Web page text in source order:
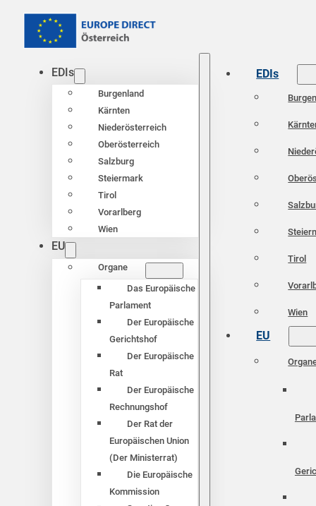
EDIs
Burgenland
Kärnten
Niederösterreich
Oberösterreich
Salzburg
Steiermark
Tirol
Vorarlberg
Wien
EU
Organe
Das Europäische
Parlament
Der Europäische
Gerichtshof
Der Europäische
Rat
Der Europäische
Rechnungshof
Der Rat der
Europäischen Union
(Der Ministerrat)
Die Europäische
Kommission
EDIs
Tirol
Wien
EU